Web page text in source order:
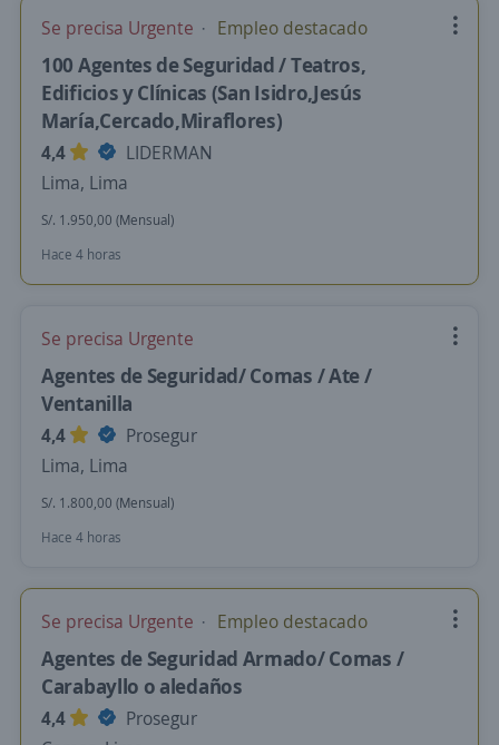
Se precisa Urgente Empleo destacado
100 Agentes de Seguridad / Teatros,
Edificios y Clínicas (San Isidro,Jesús
María,Cercado,Miraflores)
4,4
LIDERMAN
Lima, Lima
S/. 1.950,00 (Mensual)
Hace 4 horas
Se precisa Urgente
Agentes de Seguridad/ Comas / Ate /
Ventanilla
4,4
Prosegur
Lima, Lima
S/. 1.800,00 (Mensual)
Hace 4 horas
Se precisa Urgente Empleo destacado
Agentes de Seguridad Armado/ Comas /
Carabayllo o aledaños
4,4
Prosegur